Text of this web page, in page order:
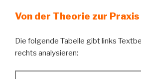
Von der Theorie zur Praxis
Die folgende Tabelle gibt links
rechts analysieren: